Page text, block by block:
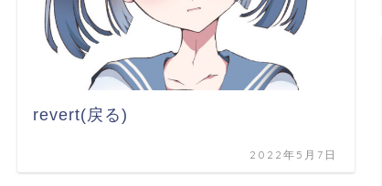
revert(戻る)
2022年5月7日